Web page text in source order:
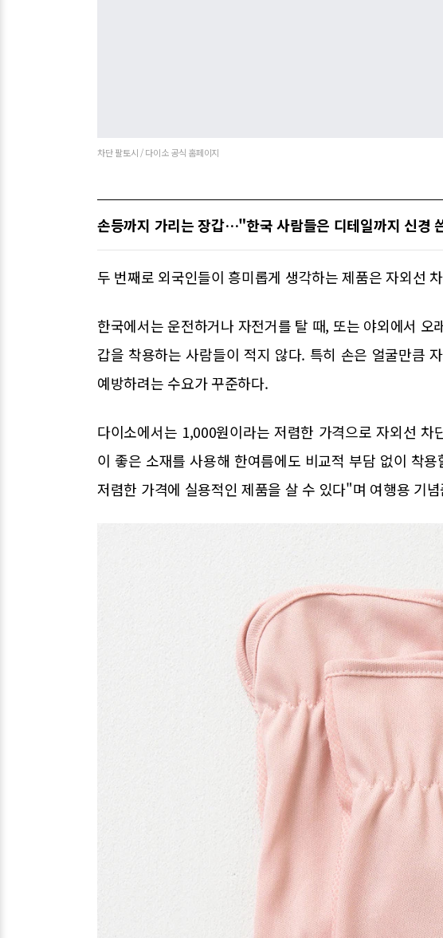
차단 팔토시 / 다이소 공식 홈페이지
손등까지 가리는 장갑…"한국 사람들은 디테일까지 신경
두 번째로 외국인들이 흥미롭게 생각하는 제품은 자외선
한국에서는 운전하거나 자전거를 탈 때, 또는 야외에서
갑을 착용하는 사람들이 적지 않다. 특히 손은 얼굴만큼
예방하려는 수요가 꾸준하다.
다이소에서는 1,000원이라는 저렴한 가격으로 자외선
이 좋은 소재를 사용해 한여름에도 비교적 부담 없이 착
저렴한 가격에 실용적인 제품을 살 수 있다"며 여행용 기